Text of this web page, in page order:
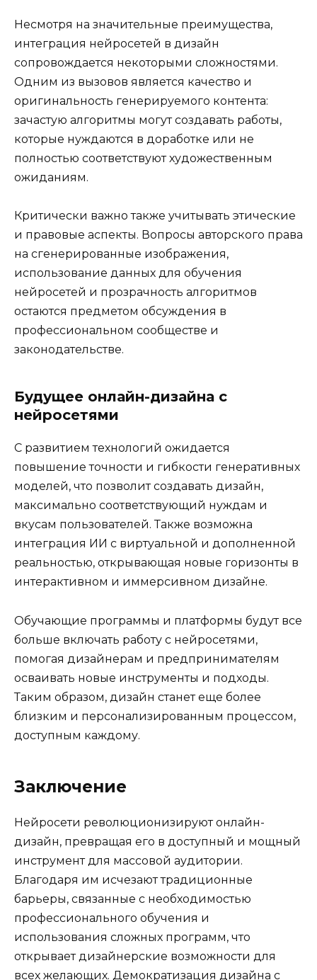
Несмотря на значительные преимущества,
интеграция нейросетей в дизайн
сопровождается некоторыми сложностями.
Одним из вызовов является качество и
оригинальность генерируемого контента:
зачастую алгоритмы могут создавать работы,
которые нуждаются в доработке или не
полностью соответствуют художественным
ожиданиям.
Критически важно также учитывать этические
и правовые аспекты. Вопросы авторского права
на сгенерированные изображения,
использование данных для обучения
нейросетей и прозрачность алгоритмов
остаются предметом обсуждения в
профессиональном сообществе и
законодательстве.
Будущее онлайн-дизайна с
нейросетями
С развитием технологий ожидается
повышение точности и гибкости генеративных
моделей, что позволит создавать дизайн,
максимально соответствующий нуждам и
вкусам пользователей. Также возможна
интеграция ИИ с виртуальной и дополненной
реальностью, открывающая новые горизонты в
интерактивном и иммерсивном дизайне.
Обучающие программы и платформы будут все
больше включать работу с нейросетями,
помогая дизайнерам и предпринимателям
осваивать новые инструменты и подходы.
Таким образом, дизайн станет еще более
близким и персонализированным процессом,
доступным каждому.
Заключение
Нейросети революционизируют онлайн-
дизайн, превращая его в доступный и мощный
инструмент для массовой аудитории.
Благодаря им исчезают традиционные
барьеры, связанные с необходимостью
профессионального обучения и
использования сложных программ, что
открывает дизайнерские возможности для
всех желающих. Демократизация дизайна с